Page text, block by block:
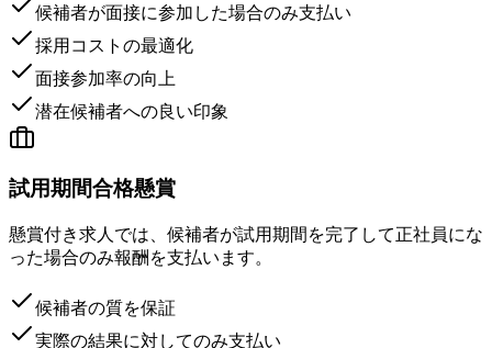
候補者が面接に参加した場合のみ支払い
採用コストの最適化
面接参加率の向上
潜在候補者への良い印象
試用期間合格懸賞
懸賞付き求人では、候補者が試用期間を完了して正社員にな
った場合のみ報酬を支払います。
候補者の質を保証
実際の結果に対してのみ支払い